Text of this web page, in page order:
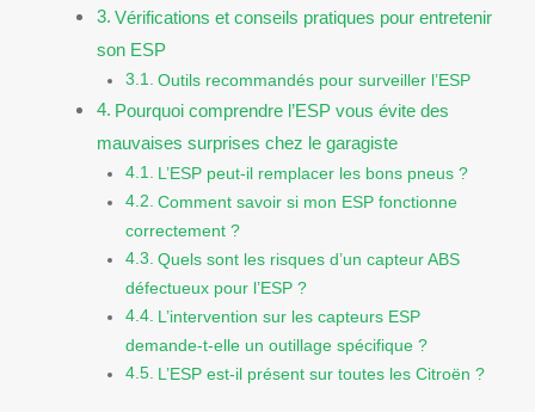
Vérifications et conseils pratiques pour entretenir
son ESP
Outils recommandés pour surveiller l’ESP
Pourquoi comprendre l’ESP vous évite des
mauvaises surprises chez le garagiste
L’ESP peut-il remplacer les bons pneus ?
Comment savoir si mon ESP fonctionne
correctement ?
Quels sont les risques d’un capteur ABS
défectueux pour l’ESP ?
L’intervention sur les capteurs ESP
demande-t-elle un outillage spécifique ?
L’ESP est-il présent sur toutes les Citroën ?